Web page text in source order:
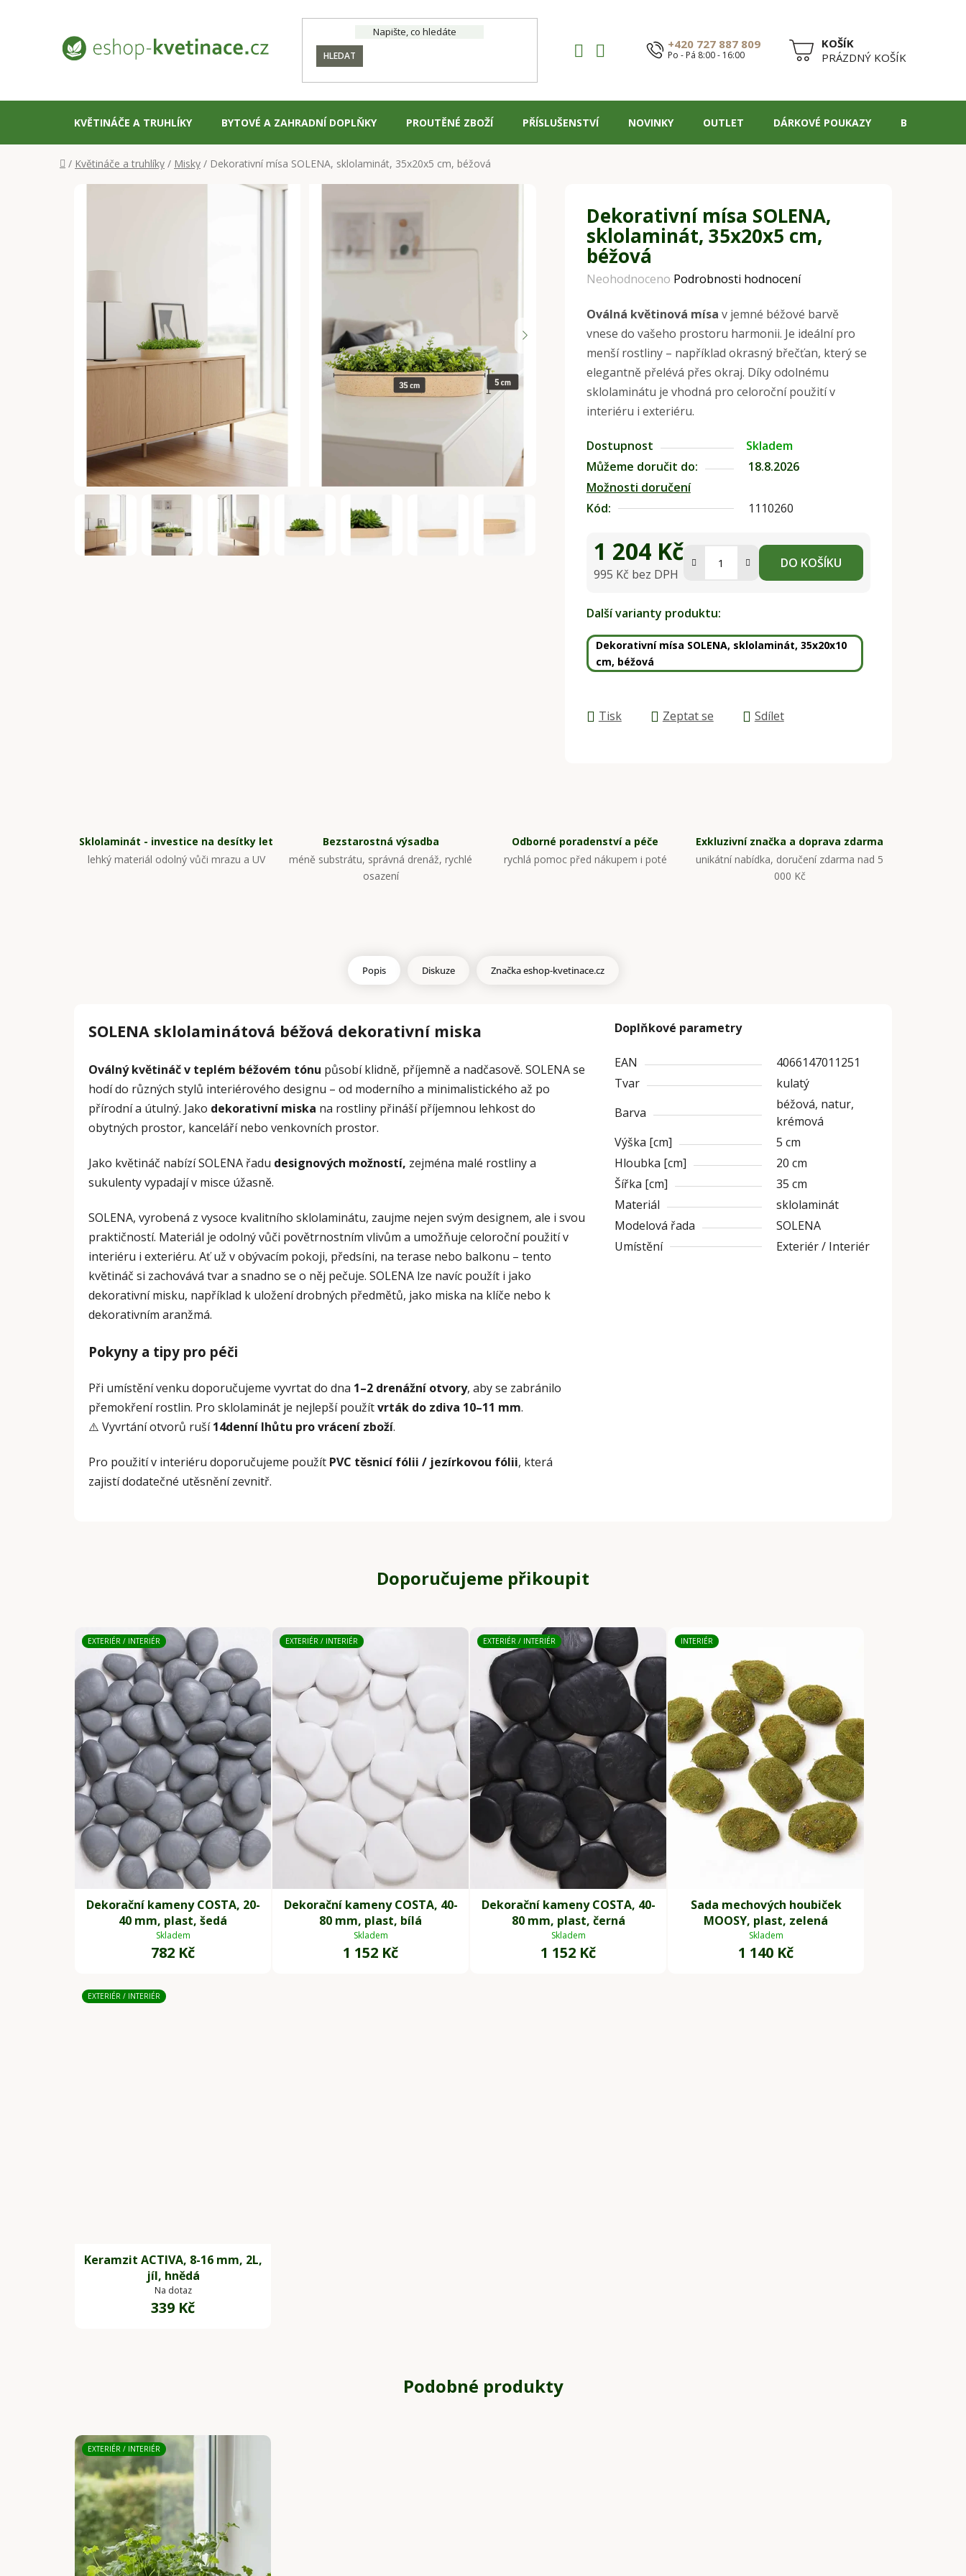
HLEDAT
+420 727 887 809
Po - Pá 8:00 - 16:00
NÁKUPNÍPRÁZDNÝ KOŠÍK
KVĚTINÁČE A TRUHLÍKY BYTOVÉ A ZAHRADNÍ DOPLŇKY PROUTĚNÉ ZBOŽÍ PŘÍSLUŠENSTVÍ NOVINKY OUTLET DÁRKOVÉ POUKAZY BLOG
Domů
/ Květináče a truhlíky / Misky / Dekorativní mísa SOLENA, sklolaminát, 35x20x5 cm, béžová
Dekorativní mísa SOLENA,
sklolaminát, 35x20x5 cm,
béžová
Průměrné
produktu
je
0,0
z
5
hvězdiček.
Neohodnoceno Podrobnosti hodnocení
Oválná květinová mísa v jemné béžové barvě
vnese do vašeho prostoru harmonii. Je ideální pro
menší rostliny – například okrasný břečťan, který se
elegantně přelévá přes okraj. Díky odolnému
sklolaminátu je vhodná pro celoroční použití v
interiéru i exteriéru.
Dostupnost
Skladem
Můžeme doručit do:
18.8.2026
Možnosti doručení
Kód:
1110260
1 204 Kč
995 Kč bez DPH
DO KOŠÍKU
Další varianty produktu:
Dekorativní mísa SOLENA, sklolaminát, 35x20x10
cm, béžová
Tisk Zeptat se Sdílet
Sklolaminát - investice na desítky let
lehký materiál odolný vůči mrazu a UV
Bezstarostná výsadba
méně substrátu, správná drenáž, rychlé
osazení
Odborné poradenství a péče
rychlá pomoc před nákupem i poté
Exkluzivní značka a doprava zdarma
unikátní nabídka, doručení zdarma nad 5
000 Kč
Popis Diskuze Značkaeshop-kvetinace.cz
SOLENA sklolaminátová béžová dekorativní miska
Oválný květináč v teplém béžovém tónu působí klidně, příjemně a nadčasově. SOLENA se
hodí do různých stylů interiérového designu – od moderního a minimalistického až po
přírodní a útulný. Jako dekorativní miska na rostliny přináší příjemnou lehkost do
obytných prostor, kanceláří nebo venkovních prostor.
Jako květináč nabízí SOLENA řadu designových možností, zejména malé rostliny a
sukulenty vypadají v misce úžasně.
SOLENA, vyrobená z vysoce kvalitního sklolaminátu, zaujme nejen svým designem, ale i svou
praktičností. Materiál je odolný vůči povětrnostním vlivům a umožňuje celoroční použití v
interiéru i exteriéru. Ať už v obývacím pokoji, předsíni, na terase nebo balkonu – tento
květináč si zachovává tvar a snadno se o něj pečuje. SOLENA lze navíc použít i jako
dekorativní misku, například k uložení drobných předmětů, jako miska na klíče nebo k
dekorativním aranžmá.
Pokyny a tipy pro péči
Při umístění venku doporučujeme vyvrtat do dna 1–2 drenážní otvory, aby se zabránilo
přemokření rostlin. Pro sklolaminát je nejlepší použítvrták do zdiva 10–11 mm.
⚠️ Vyvrtání otvorů ruší 14denní lhůtu pro vrácení zboží.
Pro použití v interiéru doporučujeme použít PVC těsnicí fólii / jezírkovou fólii, která
zajistí dodatečné utěsnění zevnitř.
Doplňkové parametry
EAN
4066147011251
Tvar
kulatý
Barva
béžová, natur,
krémová
Výška [cm]
5 cm
Hloubka [cm]
20 cm
Šířka [cm]
35 cm
Materiál
sklolaminát
Modelová řada
SOLENA
Umístění
Exteriér / Interiér
Doporučujeme přikoupit
EXTERIÉR / INTERIÉR
Dekorační kameny COSTA, 20-
40 mm, plast, šedá
Skladem
782 Kč
EXTERIÉR / INTERIÉR
Dekorační kameny COSTA, 40-
80 mm, plast, bílá
Skladem
1 152 Kč
EXTERIÉR / INTERIÉR
Dekorační kameny COSTA, 40-
80 mm, plast, černá
Skladem
1 152 Kč
INTERIÉR
Sada mechových houbiček
MOOSY, plast, zelená
Skladem
1 140 Kč
EXTERIÉR / INTERIÉR
Keramzit ACTIVA, 8-16 mm, 2L,
jíl, hnědá
Na dotaz
339 Kč
Podobné produkty
EXTERIÉR / INTERIÉR